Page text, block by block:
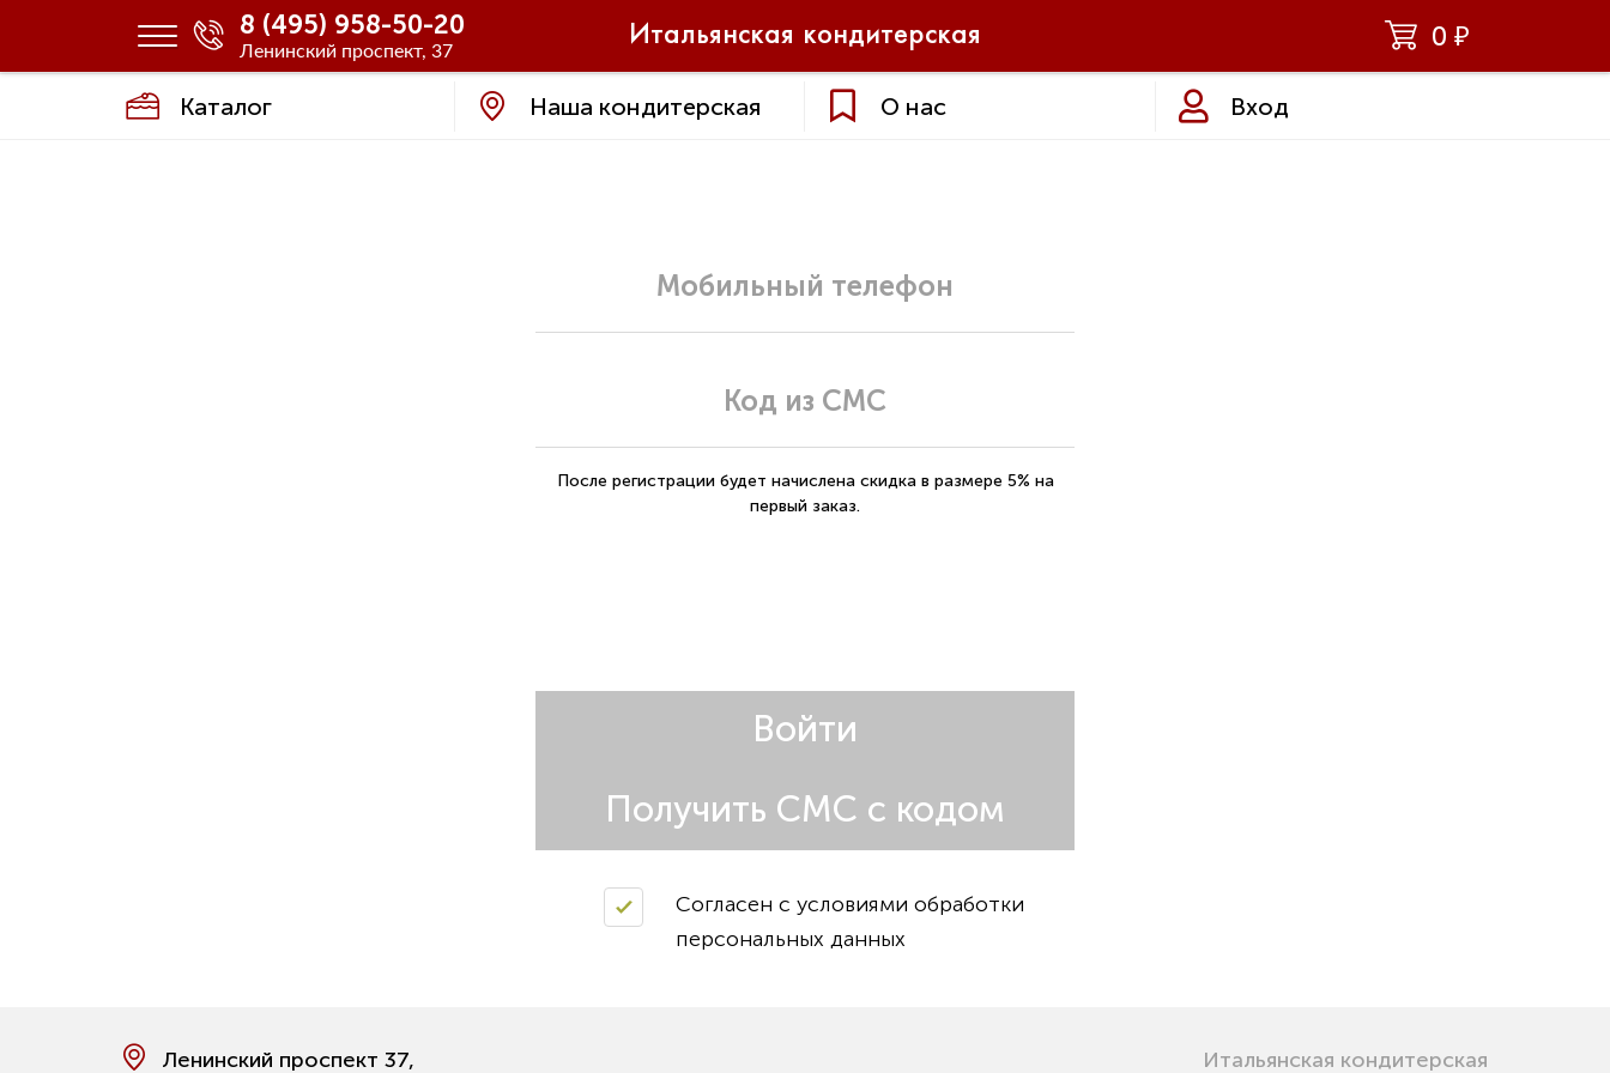
8 (495) 958-50-20
Ленинский проспект, 37
Итальянская кондитерская 0 ₽
Каталог Наша кондитерская О нас Вход
После регистрации будет начислена скидка в размере 5% на
первый заказ.
Войти
Получить СМС с кодом
Согласен с условиями обработки
персональных данных
Ленинский проспект 37, Итальянская кондитерская